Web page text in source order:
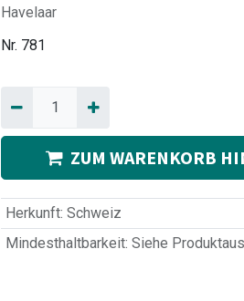
Havelaar
Nr. 781
ZUM WARENKORB
Herkunft: Schweiz
Mindesthaltbarkeit: Siehe